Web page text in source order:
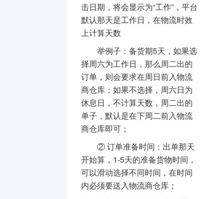
击日期，将会显示为“工作”，平台
默认那天是工作日，在物流时效
上计算天数
举例子：备货期5天，如果选
择周六为工作日，那么周二出的
订单，则会要求在周日前入物流
商仓库；如果不选择，周六日为
休息日，不计算天数，周二出的
单子，默认是在下周二前入物流
商仓库即可；
②订单准备时间：出单那天
开始算，1-5天的准备货物时间，
可以滑动选择不同时间，在时间
内必须要送入物流商仓库；